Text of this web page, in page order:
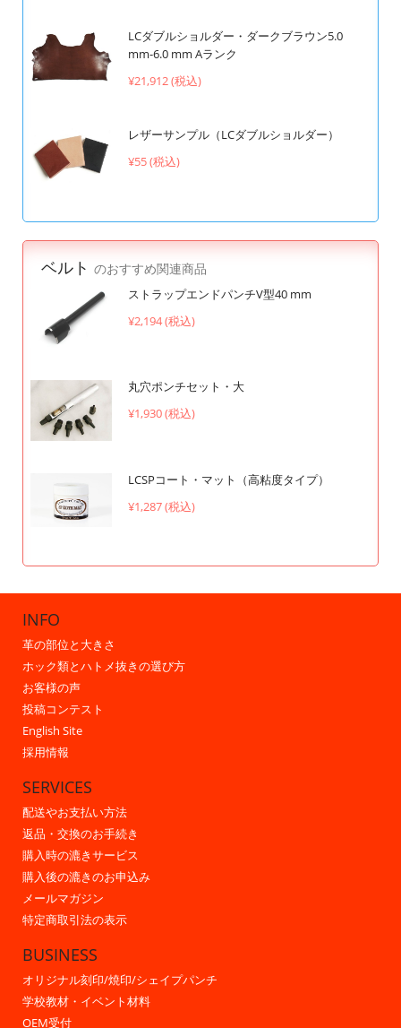
LCダブルショルダー・ダークブラウン5.0
mm-6.0 mm Aランク
¥21,912 (税込)
レザーサンプル（LCダブルショルダー）
¥55 (税込)
ベルト のおすすめ関連商品
ストラップエンドパンチV型40 mm
¥2,194 (税込)
丸穴ポンチセット・大
¥1,930 (税込)
LCSPコート・マット（高粘度タイプ）
¥1,287 (税込)
INFO
革の部位と大きさ
ホック類とハトメ抜きの選び方
お客様の声
投稿コンテスト
English Site
採用情報
SERVICES
配送やお支払い方法
返品・交換のお手続き
購入時の漉きサービス
購入後の漉きのお申込み
メールマガジン
特定商取引法の表示
BUSINESS
オリジナル刻印/焼印/シェイプパンチ
学校教材・イベント材料
OEM受付